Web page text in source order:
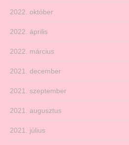
2022. október
2022. április
2022. március
2021. december
2021. szeptember
2021. augusztus
2021. július